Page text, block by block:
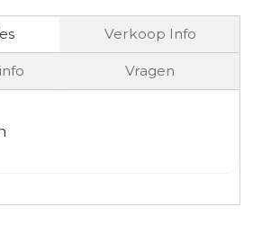
Verkoop Info
Vragen